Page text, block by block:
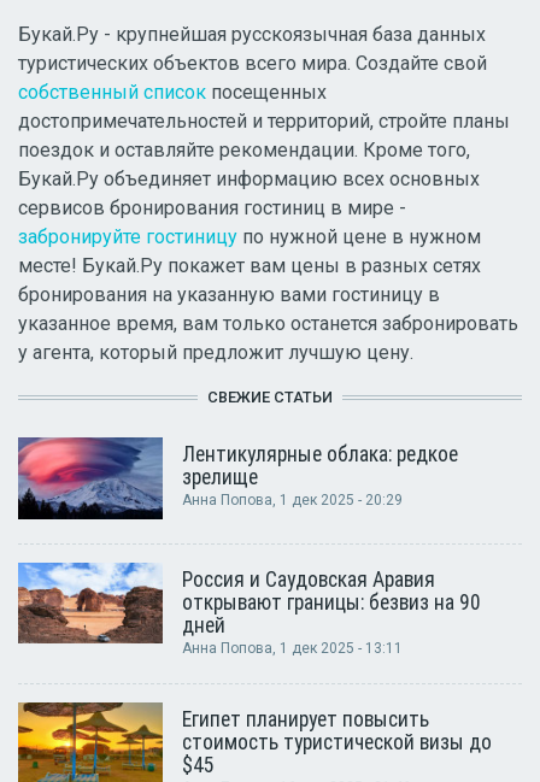
Букай.Ру - крупнейшая русскоязычная база данных
туристических объектов всего мира. Создайте свой
собственный список посещенных
достопримечательностей и территорий, стройте планы
поездок и оставляйте рекомендации. Кроме того,
Букай.Ру объединяет информацию всех основных
сервисов бронирования гостиниц в мире -
забронируйте гостиницу по нужной цене в нужном
месте! Букай.Ру покажет вам цены в разных сетях
бронирования на указанную вами гостиницу в
указанное время, вам только останется забронировать
у агента, который предложит лучшую цену.
СВЕЖИЕ СТАТЬИ
Лентикулярные облака: редкое
зрелище
Анна Попова, 1 дек 2025 - 20:29
Россия и Саудовская Аравия
открывают границы: безвиз на 90
дней
Анна Попова, 1 дек 2025 - 13:11
Египет планирует повысить
стоимость туристической визы до
$45